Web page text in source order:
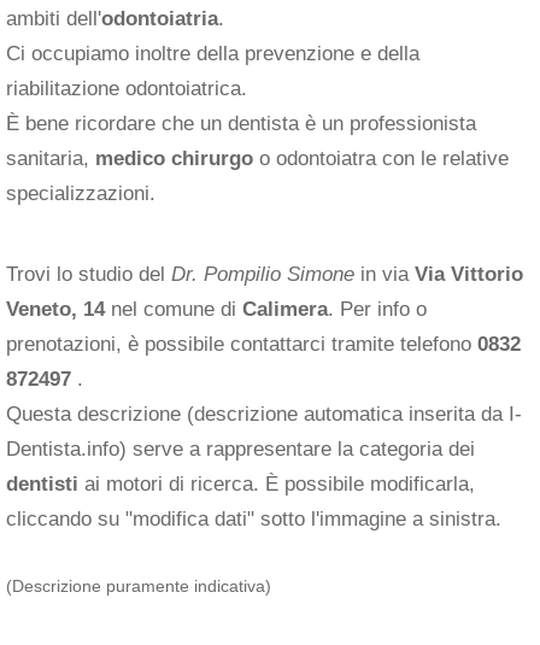
ambiti dell'odontoiatria.
Ci occupiamo inoltre della prevenzione e della
riabilitazione odontoiatrica.
È bene ricordare che un dentista è un professionista
sanitaria, medico chirurgo o odontoiatra con le relative
specializzazioni.
Trovi lo studio del Dr. Pompilio Simone in via Via Vittorio
Veneto, 14nel comune di Calimera. Per info o
prenotazioni, è possibile contattarci tramite telefono 0832
872497 .
Questa descrizione (descrizione automatica inserita da I-
Dentista.info) serve a rappresentare la categoria dei
dentisti ai motori di ricerca. È possibile modificarla,
cliccando su "modifica dati" sotto l'immagine a sinistra.
(Descrizione puramente indicativa)